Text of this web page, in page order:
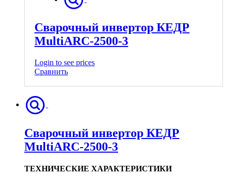
Сварочный инвертор КЕДР
MultiARC-2500-3
Login to see prices
Сравнить
Сварочный инвертор КЕДР
MultiARC-2500-3
ТЕХНИЧЕСКИЕ ХАРАКТЕРИСТИКИ